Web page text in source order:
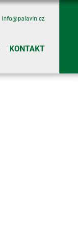
info@palavin.cz
KONTAKT